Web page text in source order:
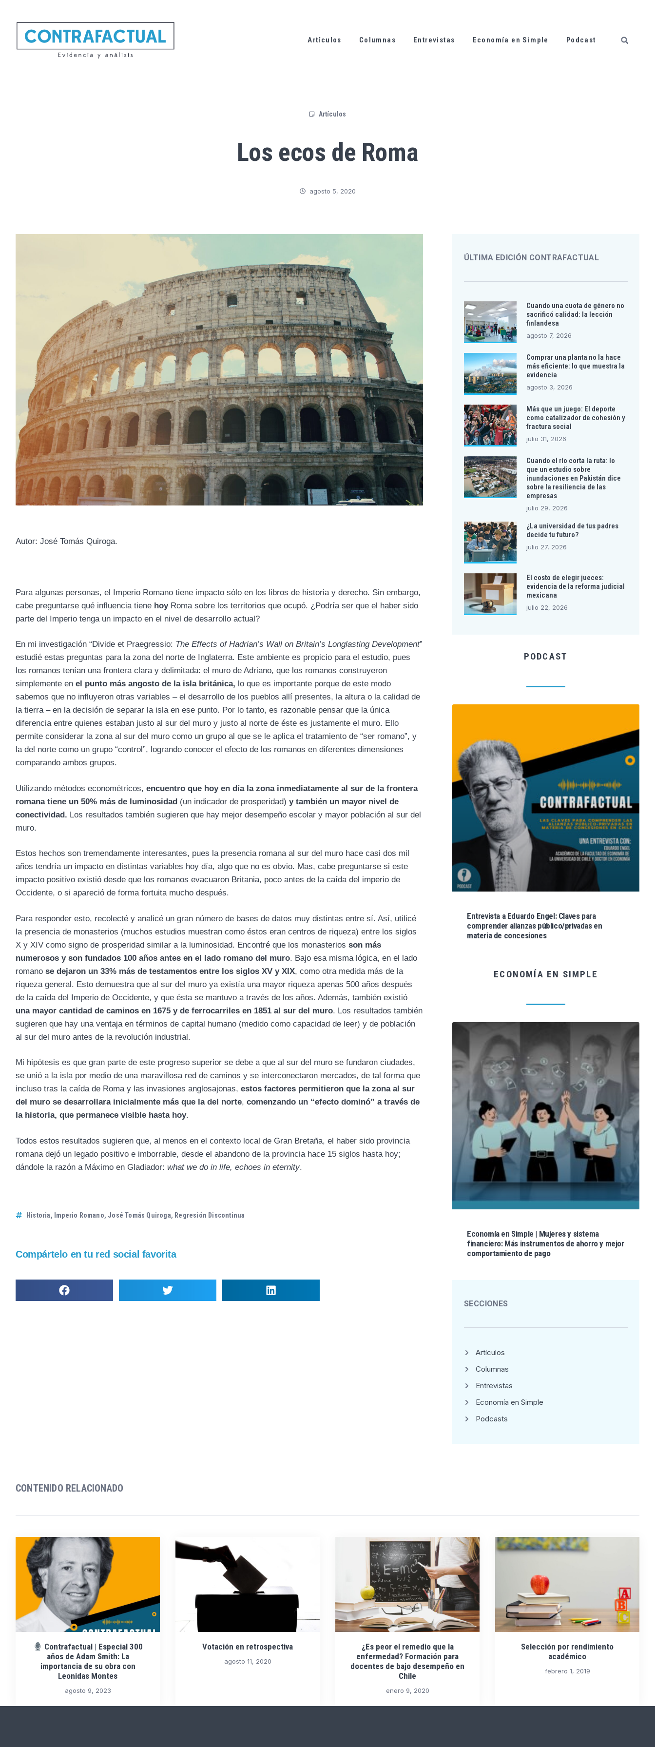
Artículos Columnas Entrevistas Economía en Simple Podcast
Artículos
Los ecos de Roma
agosto 5, 2020
Autor: José Tomás Quiroga.
Para algunas personas, el Imperio Romano tiene impacto sólo en los libros de historia y derecho. Sin embargo,
cabe preguntarse qué influencia tiene hoyRoma sobre los territorios que ocupó. ¿Podría ser que el haber sido
parte del Imperio tenga un impacto en el nivel de desarrollo actual?
En mi investigación “Divide et Praegressio: The Effects of Hadrian’s Wall on Britain’s Longlasting Development”
estudié estas preguntas para la zona del norte de Inglaterra. Este ambiente es propicio para el estudio, pues
los romanos tenían una frontera clara y delimitada: el muro de Adriano, que los romanos construyeron
simplemente en el punto más angosto de la isla británica, lo que es importante porque de este modo
sabemos que no influyeron otras variables – el desarrollo de los pueblos allí presentes, la altura o la calidad de
la tierra – en la decisión de separar la isla en ese punto. Por lo tanto, es razonable pensar que la única
diferencia entre quienes estaban justo al sur del muro y justo al norte de éste es justamente el muro. Ello
permite considerar la zona al sur del muro como un grupo al que se le aplica el tratamiento de “ser romano”, y
la del norte como un grupo “control”, logrando conocer el efecto de los romanos en diferentes dimensiones
comparando ambos grupos.
Utilizando métodos econométricos, encuentro que hoy en día la zona inmediatamente al sur de la frontera
romana tiene un 50% más de luminosidad (un indicador de prosperidad) y también un mayor nivel de
conectividad. Los resultados también sugieren que hay mejor desempeño escolar y mayor población al sur del
muro.
Estos hechos son tremendamente interesantes, pues la presencia romana al sur del muro hace casi dos mil
años tendría un impacto en distintas variables hoy día, algo que no es obvio. Mas, cabe preguntarse si este
impacto positivo existió desde que los romanos evacuaron Britania, poco antes de la caída del imperio de
Occidente, o si apareció de forma fortuita mucho después.
Para responder esto, recolecté y analicé un gran número de bases de datos muy distintas entre sí. Así, utilicé
la presencia de monasterios (muchos estudios muestran como éstos eran centros de riqueza) entre los siglos
X y XIV como signo de prosperidad similar a la luminosidad. Encontré que los monasterios son más
numerosos y son fundados 100 años antes en el lado romano del muro. Bajo esa misma lógica, en el lado
romano se dejaron un 33% más de testamentos entre los siglos XV y XIX, como otra medida más de la
riqueza general. Esto demuestra que al sur del muro ya existía una mayor riqueza apenas 500 años después
de la caída del Imperio de Occidente, y que ésta se mantuvo a través de los años. Además, también existió
una mayor cantidad de caminos en 1675 y de ferrocarriles en 1851 al sur del muro. Los resultados también
sugieren que hay una ventaja en términos de capital humano (medido como capacidad de leer) y de población
al sur del muro antes de la revolución industrial.
Mi hipótesis es que gran parte de este progreso superior se debe a que al sur del muro se fundaron ciudades,
se unió a la isla por medio de una maravillosa red de caminos y se interconectaron mercados, de tal forma que
incluso tras la caída de Roma y las invasiones anglosajonas, estos factores permitieron que la zona al sur
del muro se desarrollara inicialmente más que la del norte, comenzando un “efecto dominó” a través de
la historia, que permanece visible hasta hoy.
Todos estos resultados sugieren que, al menos en el contexto local de Gran Bretaña, el haber sido provincia
romana dejó un legado positivo e imborrable, desde el abandono de la provincia hace 15 siglos hasta hoy;
dándole la razón a Máximo en Gladiador: what we do in life, echoes in eternity.
Historia, Imperio Romano, José Tomás Quiroga, Regresión Discontinua
Compártelo en tu red social favorita
ÚLTIMA EDICIÓN CONTRAFACTUAL
Cuando una cuota de género no
sacrificó calidad: la lección
finlandesa
agosto 7, 2026
Comprar una planta no la hace
más eficiente: lo que muestra la
evidencia
agosto 3, 2026
Más que un juego: El deporte
como catalizador de cohesión y
fractura social
julio 31, 2026
Cuando el río corta la ruta: lo
que un estudio sobre
inundaciones en Pakistán dice
sobre la resiliencia de las
empresas
julio 29, 2026
¿La universidad de tus padres
decide tu futuro?
julio 27, 2026
El costo de elegir jueces:
evidencia de la reforma judicial
mexicana
julio 22, 2026
PODCAST
Entrevista a Eduardo Engel: Claves para
comprender alianzas público/privadas en
materia de concesiones
ECONOMÍA EN SIMPLE
Economía en Simple | Mujeres y sistema
financiero: Más instrumentos de ahorro y mejor
comportamiento de pago
SECCIONES
Artículos
Columnas
Entrevistas
Economía en Simple
Podcasts
CONTENIDO RELACIONADO
Contrafactual | Especial 300
años de Adam Smith: La
importancia de su obra con
Leonidas Montes
agosto 9, 2023
Votación en retrospectiva
agosto 11, 2020
¿Es peor el remedio que la
enfermedad? Formación para
docentes de bajo desempeño en
Chile
enero 9, 2020
Selección por rendimiento
académico
febrero 1, 2019